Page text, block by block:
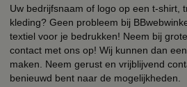
Uw bedrijfsnaam of logo op een t-shirt,
kleding? Geen probleem bij
textiel voor je bedrukken! Neem bij
contact met ons op! Wij kunnen dan
maken. Neem gerust en vrijblijvend
benieuwd bent naar de mogelijkheden.